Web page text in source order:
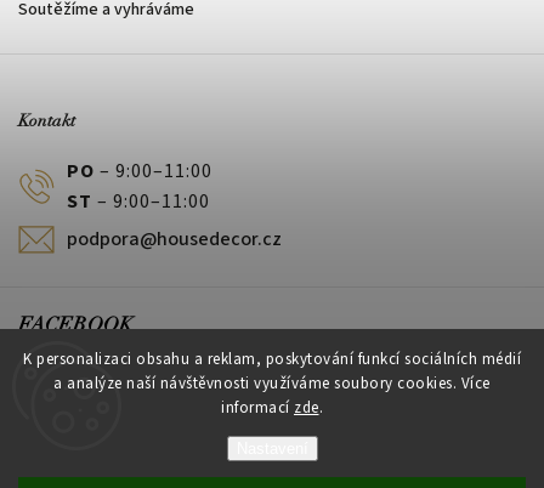
K personalizaci obsahu a reklam, poskytování funkcí sociálních médií
a analýze naší návštěvnosti využíváme soubory cookies. Více
informací zde.
Soutěžíme a vyhráváme
Kontakt
PO – 9:00–11:00
ST – 9:00–11:00
podpora@housedecor.cz
FACEBOOK